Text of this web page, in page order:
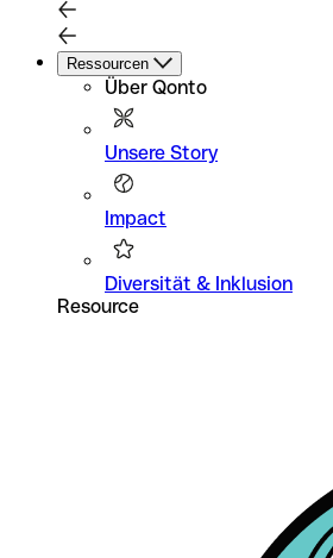
Ressourcen
Über Qonto
Unsere Story
Impact
Diversität & Inklusion
Resource